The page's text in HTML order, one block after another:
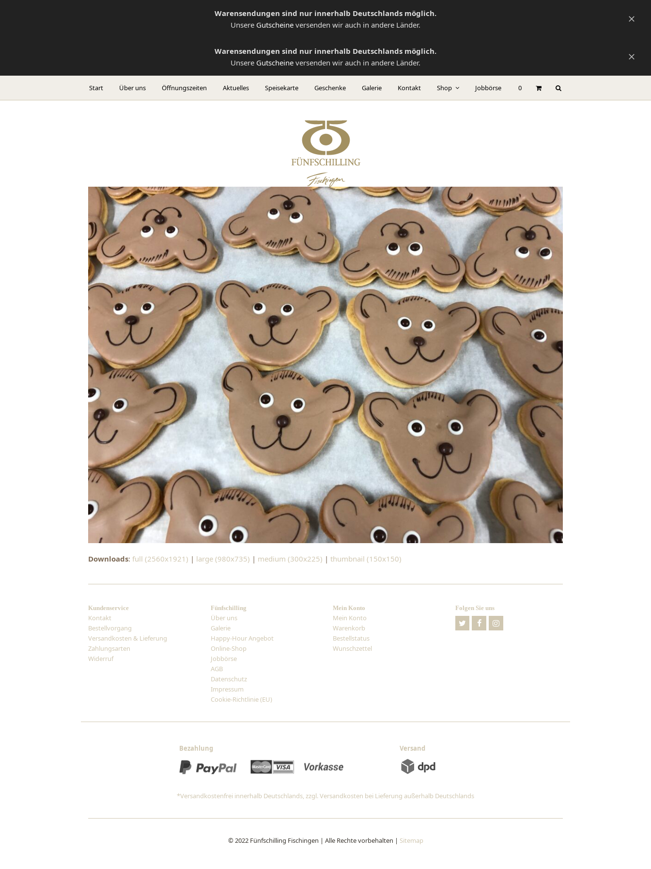
Warensendungen sind nur innerhalb Deutschlands möglich.
Unsere Gutscheine versenden wir auch in andere Länder.
Warensendungen sind nur innerhalb Deutschlands möglich.
Unsere Gutscheine versenden wir auch in andere Länder.
Start Über uns Öffnungszeiten Aktuelles Speisekarte Geschenke Galerie Kontakt Shop Jobbörse 0
Downloads: full (2560x1921) | large (980x735) | medium (300x225) | thumbnail (150x150)
Kundenservice
Kontakt
Bestellvorgang
Versandkosten & Lieferung
Zahlungsarten
Widerruf
Fünfschilling
Über uns
Galerie
Happy-Hour Angebot
Online-Shop
Jobbörse
AGB
Datenschutz
Impressum
Cookie-Richtlinie (EU)
Mein Konto
Mein Konto
Warenkorb
Bestellstatus
Wunschzettel
Folgen Sie uns
TwitterFacebookInstagram
Bezahlung Versand
*Versandkostenfrei innerhalb Deutschlands, zzgl. Versandkosten bei Lieferung außerhalb Deutschlands
© 2022 Fünfschilling Fischingen | Alle Rechte vorbehalten | Sitemap